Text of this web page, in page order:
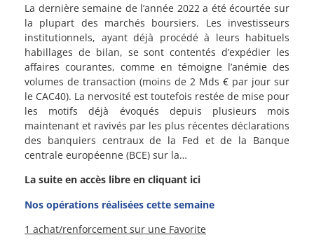
La dernière semaine de l’année 2022 a été écourtée sur
la plupart des marchés boursiers. Les investisseurs
institutionnels, ayant déjà procédé à leurs habituels
habillages de bilan, se sont contentés d’expédier les
affaires courantes, comme en témoigne l’anémie des
volumes de transaction (moins de 2 Mds € par jour sur
le CAC40). La nervosité est toutefois restée de mise pour
les motifs déjà évoqués depuis plusieurs mois
maintenant et ravivés par les plus récentes déclarations
des banquiers centraux de la Fed et de la Banque
centrale européenne (BCE) sur la…
La suite en accès libre en cliquant ici
Nos opérations réalisées cette semaine
1 achat/renforcement sur une Favorite